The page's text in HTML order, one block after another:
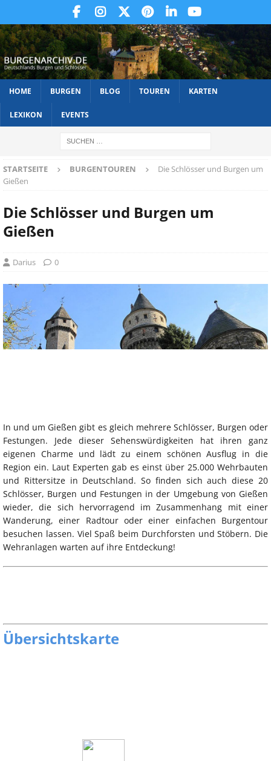
HOME BURGEN BLOG TOUREN KARTEN
LEXIKON EVENTS
STARTSEITE BURGENTOUREN
Die Schlösser und Burgen um
Gießen
Die Schlösser und Burgen um
Gießen
Darius 0
In und um Gießen gibt es gleich mehrere Schlösser, Burgen oder
Festungen. Jede dieser Sehenswürdigkeiten hat ihren ganz
eigenen Charme und lädt zu einem schönen Ausflug in die
Region ein. Laut Experten gab es einst über 25.000 Wehrbauten
und Rittersitze in Deutschland. So finden sich auch diese 20
Schlösser, Burgen und Festungen in der Umgebung von Gießen
wieder, die sich hervorragend im Zusammenhang mit einer
Wanderung, einer Radtour oder einer einfachen Burgentour
besuchen lassen. Viel Spaß beim Durchforsten und Stöbern. Die
Wehranlagen warten auf ihre Entdeckung!
Übersichtskarte